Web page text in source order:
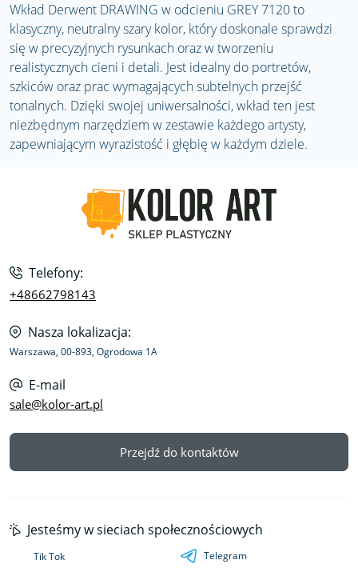
Wkład Derwent DRAWING w odcieniu GREY 7120 to
klasyczny, neutralny szary kolor, który doskonale sprawdzi
się w precyzyjnych rysunkach oraz w tworzeniu
realistycznych cieni i detali. Jest idealny do portretów,
szkiców oraz prac wymagających subtelnych przejść
tonalnych. Dzięki swojej uniwersalności, wkład ten jest
niezbędnym narzędziem w zestawie każdego artysty,
zapewniającym wyrazistość i głębię w każdym dziele.
Telefony:
+48662798143
Nasza lokalizacja:
Warszawa, 00-893, Ogrodowa 1A
E-mail
sale@kolor-art.pl
Przejdź do kontaktów
Jesteśmy w sieciach społecznościowych
Tik Tok
Telegram